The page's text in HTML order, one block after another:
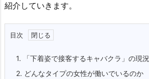
紹介していきます。
目次
1. 「下着姿で接客するキャバクラ」の現況
2. どんなタイプの女性が働いでいるのか